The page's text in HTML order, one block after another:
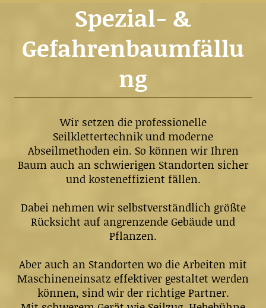
Spezial- &
Gefahrenbaumfällu
ng
Wir setzen die professionelle
Seilklettertechnik und moderne
Abseilmethoden ein. So können wir Ihren
Baum auch an schwierigen Standorten sicher
und kosteneffizient fällen.
Dabei nehmen wir selbstverständlich größte
Rücksicht auf angrenzende Gebäude und
Pflanzen.
Aber auch an Standorten wo die Arbeiten mit
Maschineneinsatz effektiver gestaltet werden
können, sind wir der richtige Partner.